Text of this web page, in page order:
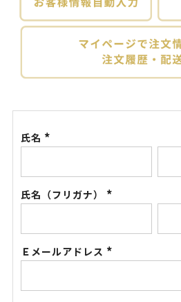
氏名
氏名（フリガナ）
Ｅメールアドレス